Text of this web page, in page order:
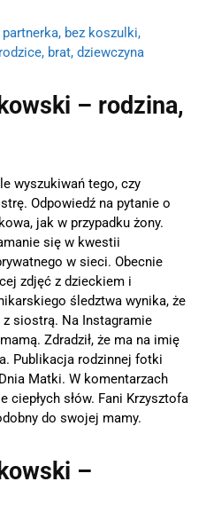
bez koszulki,
brat, dziewczyna
– rodzina,
wyszukiwań tego, czy
Odpowiedź na pytanie o
jak w przypadku żony.
się w kwestii
w sieci. Obecnie
zdjęć z dzieckiem i
śledztwa wynika, że
z siostrą. Na Instagramie
Zdradził, że ma na imię
Publikacja rodzinnej fotki
Matki. W komentarzach
ciepłych słów. Fani Krzysztofa
do swojej mamy.
–